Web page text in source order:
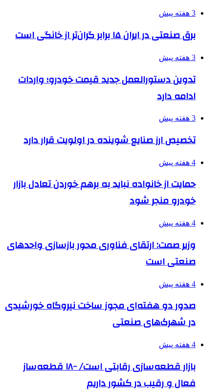
3 هفته پیش
برق صنعتی در ایران ۱۵ برابر گران‌تر از خانگی است
3 هفته پیش
تدوین دستورالعمل جدید قیمت خودرو؛ واردات
ادامه دارد
3 هفته پیش
تخصیص ارز صنایع شوینده در اولویت قرار دارد
4 هفته پیش
حمایت از خانواده نباید به برهم خوردن تعادل بازار
خودرو منجر شود
4 هفته پیش
وزیر صمت: ارتقای فناوری محور بازسازی واحدهای
صنعتی است
4 هفته پیش
صدور دو هفته‌ای مجوز ساخت نیروگاه خورشیدی
در شهرک‌های صنعتی
4 هفته پیش
بازار قطعه‌سازی رقابتی است/ ۱۸۰۰ قطعه‌ساز
فعال و رقیب در کشور داریم